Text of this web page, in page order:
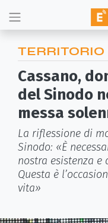
TERRITORIO
Cassano,
del Sinodo
messa
La riflessione di
Sinodo: «È
nostra esistenza e
Questa è
vita»